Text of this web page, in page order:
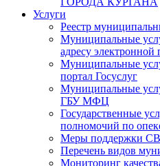
Услуги
Реестр
Муниципальные
адресу электронной
Муниципальные
портал Госуслуг
Муниципальные
ГБУ МФЦ
Государственные
полномочий по
Меры поддержки
Перечень видов
Мониторинг